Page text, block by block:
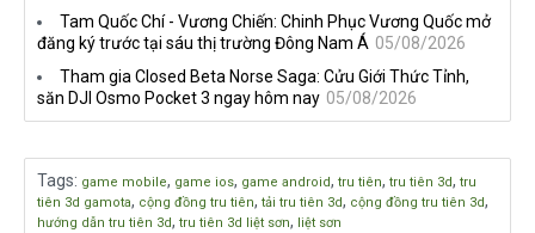
Tam Quốc Chí - Vương Chiến: Chinh Phục Vương Quốc mở
đăng ký trước tại sáu thị trường Đông Nam Á 05/08/2026
Tham gia Closed Beta Norse Saga: Cửu Giới Thức Tỉnh,
săn DJI Osmo Pocket 3 ngay hôm nay 05/08/2026
Tags: game mobile, game ios, game android, tru tiên, tru tiên 3d, tru
tiên 3d gamota, cộng đồng tru tiên, tải tru tiên 3d, cộng đồng tru tiên 3d,
hướng dẫn tru tiên 3d, tru tiên 3d liệt sơn, liệt sơn